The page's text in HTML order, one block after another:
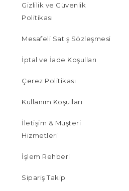
Gizlilik ve Güvenlik
Politikası
Mesafeli Satış Sözleşmesi
İptal ve İade Koşulları
Çerez Politikası
Kullanım Koşulları
İletişim & Müşteri
Hizmetleri
İşlem Rehberi
Sipariş Takip